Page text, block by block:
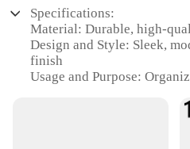
Specifications:
Material: Durable, high-
Design and Style: Sleek,
finish
Usage and Purpose: